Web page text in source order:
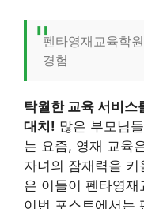
펜타영재교육학
경험
탁월한 교육 서비스
대치! 많은 부모님
는 요즘, 영재 교육
자녀의 잠재력을
은 이들이 펜타영
이번 포스트에서는